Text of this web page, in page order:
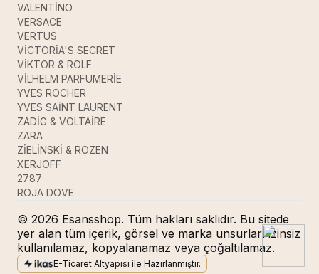
VALENTİNO
VERSACE
VERTUS
VİCTORİA'S SECRET
VİKTOR & ROLF
VİLHELM PARFUMERİE
YVES ROCHER
YVES SAİNT LAURENT
ZADİG & VOLTAİRE
ZARA
ZİELİNSKİ & ROZEN
XERJOFF
2787
ROJA DOVE
© 2026 Esansshop. Tüm hakları saklıdır. Bu sitede
yer alan tüm içerik, görsel ve marka unsurları izinsiz
kullanılamaz, kopyalanamaz veya çoğaltılamaz.
E-Ticaret Altyapısı ile Hazırlanmıştır.